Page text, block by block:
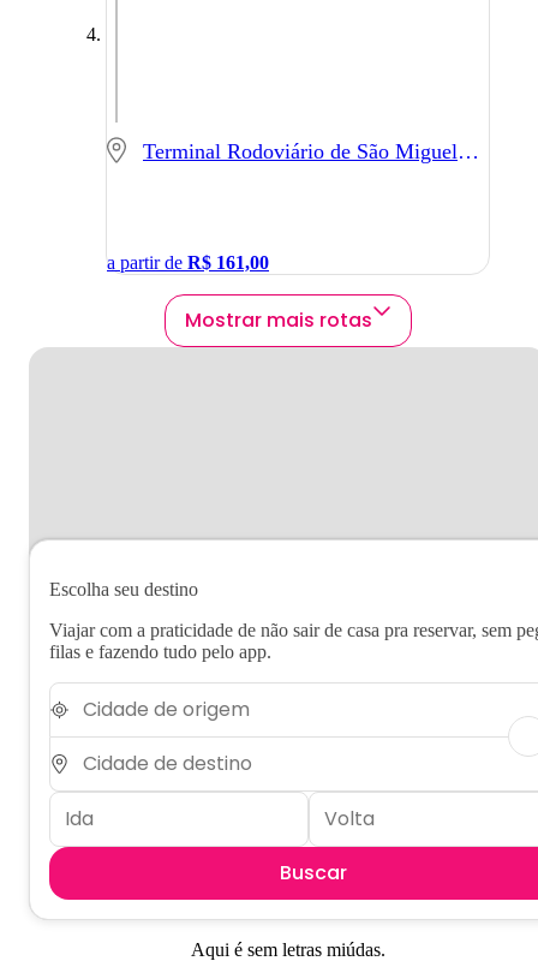
Terminal Rodoviário de São Miguel do Oeste - SC - São Miguel do Oeste - SC
a partir de R$ 161,00
Mostrar mais rotas
Escolha seu destino
Viajar com a praticidade de não sair de casa pra reservar, sem
filas e fazendo tudo pelo app.
Buscar
Aqui é sem letras miúdas.